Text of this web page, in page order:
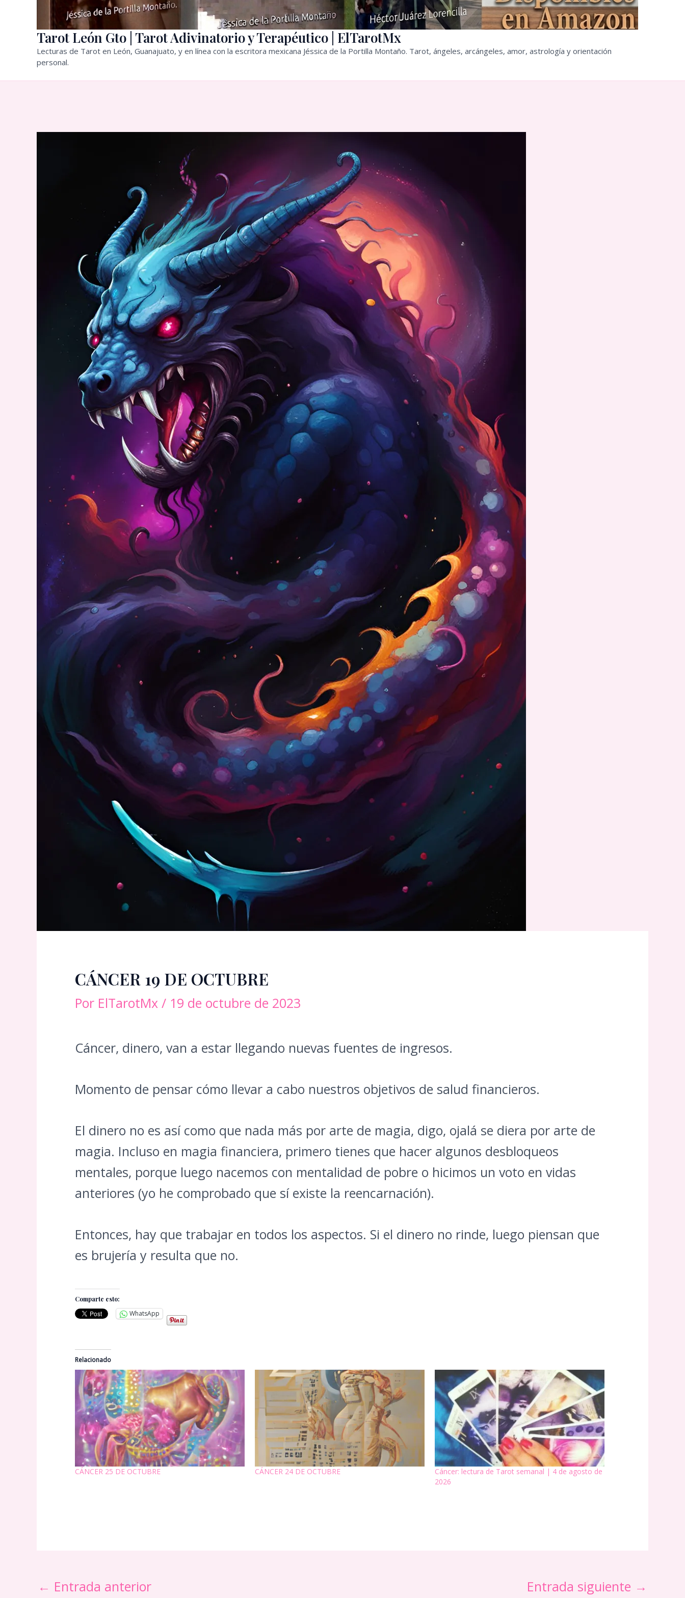
Tarot León Gto | Tarot Adivinatorio y Terapéutico | ElTarotMx
Lecturas de Tarot en León, Guanajuato, y en línea con la escritora mexicana Jéssica de la Portilla Montaño. Tarot, ángeles, arcángeles, amor, astrología y orientación
personal.
CÁNCER 19 DE OCTUBRE
Por ElTarotMx / 19 de octubre de 2023
Cáncer, dinero, van a estar llegando nuevas fuentes de ingresos.
Momento de pensar cómo llevar a cabo nuestros objetivos de salud financieros.
El dinero no es así como que nada más por arte de magia, digo, ojalá se diera por arte de
magia. Incluso en magia financiera, primero tienes que hacer algunos desbloqueos
mentales, porque luego nacemos con mentalidad de pobre o hicimos un voto en vidas
anteriores (yo he comprobado que sí existe la reencarnación).
Entonces, hay que trabajar en todos los aspectos. Si el dinero no rinde, luego piensan que
es brujería y resulta que no.
Comparte esto:
WhatsApp
Relacionado
CÁNCER 25 DE OCTUBRE CÁNCER 24 DE OCTUBRE
Cáncer: lectura de Tarot semanal | 4 de agosto de
2026
← Entrada anterior Entrada siguiente →